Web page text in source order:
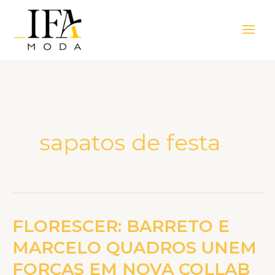
Menu
sapatos de festa
FLORESCER: BARRETO E
MARCELO QUADROS UNEM
FORÇAS EM NOVA COLLAB
FLORESCER:
BARRETO
E
MARCELO